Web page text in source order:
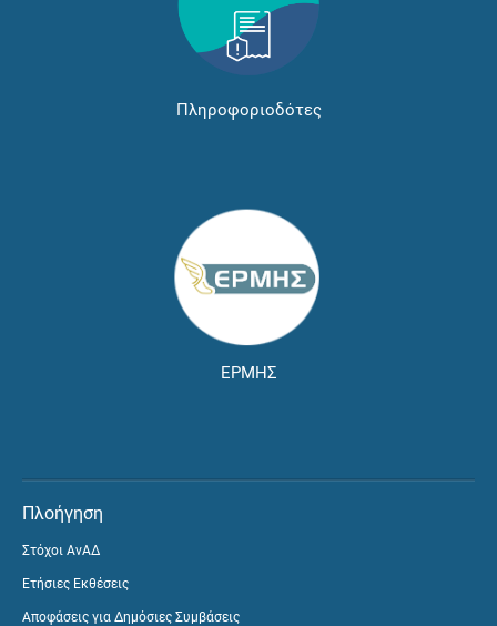
Πληροφοριοδότες
ΕΡΜΗΣ
Πλοήγηση
Στόχοι ΑνΑΔ
Ετήσιες Εκθέσεις
Αποφάσεις για Δημόσιες Συμβάσεις